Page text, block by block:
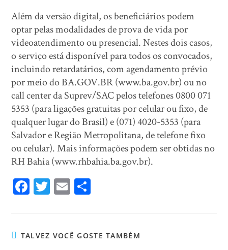
Além da versão digital, os beneficiários podem
optar pelas modalidades de prova de vida por
videoatendimento ou presencial. Nestes dois casos,
o serviço está disponível para todos os convocados,
incluindo retardatários, com agendamento prévio
por meio do BA.GOV.BR (www.ba.gov.br) ou no
call center da Suprev/SAC pelos telefones 0800 071
5353 (para ligações gratuitas por celular ou fixo, de
qualquer lugar do Brasil) e (071) 4020-5353 (para
Salvador e Região Metropolitana, de telefone fixo
ou celular). Mais informações podem ser obtidas no
RH Bahia (www.rhbahia.ba.gov.br).
Fa
ok
T
er
E
TALVEZ VOCÊ GOSTE TAMBÉM